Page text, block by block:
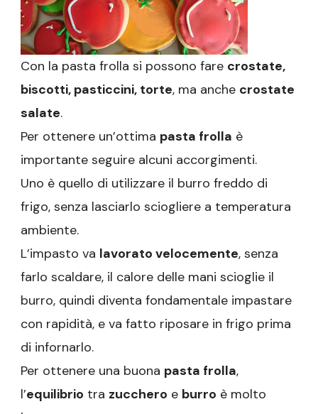
Con la pasta frolla si possono fare crostate,
biscotti, pasticcini, torte, ma anche crostate
salate.
Per ottenere un’ottima pasta frolla è
importante seguire alcuni accorgimenti.
Uno è quello di utilizzare il burro freddo di
frigo, senza lasciarlo sciogliere a temperatura
ambiente.
L’impasto va lavorato velocemente, senza
farlo scaldare, il calore delle mani scioglie il
burro, quindi diventa fondamentale impastare
con rapidità, e va fatto riposare in frigo prima
di infornarlo.
Per ottenere una buona pasta frolla,
l’equilibrio tra zucchero e burro è molto